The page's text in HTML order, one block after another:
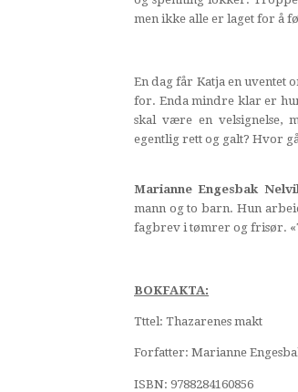
men ikke alle er laget for å
En dag får Katja en uventet
for. Enda mindre klar er
skal være en velsignelse,
egentlig rett og galt? Hvor
Marianne Engesbak
mann og to barn. Hun
fagbrev i tømrer og frisør.
BOKFAKTA:
Tttel: Thazarenes makt
Forfatter: Marianne
ISBN: 9788284160856